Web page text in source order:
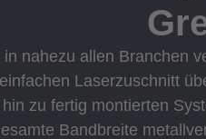
nahezu allen Branchen
Laserzuschnitt
zu fertig montierten
Bandbreite